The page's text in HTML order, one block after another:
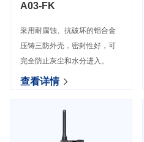
A03-FK
采用耐腐蚀、抗破坏的铝合金
压铸三防外壳，密封性好，可
完全防止灰尘和水分进入。
查看详情